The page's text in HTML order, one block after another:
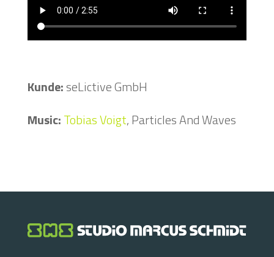
Kunde:seLictive GmbH
Music:Tobias Voigt, Particles And Waves